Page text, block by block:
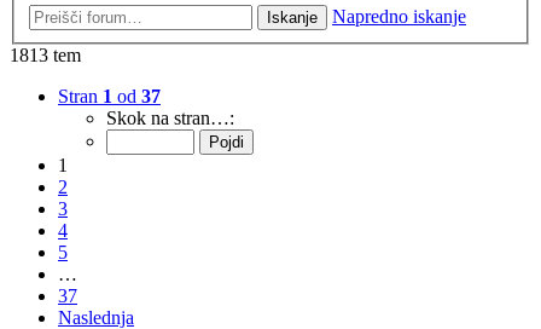
Iskanje
Napredno iskanje
1813 tem
Stran 1 od 37
Skok na stran…:
1
2
3
4
5
…
37
Naslednja